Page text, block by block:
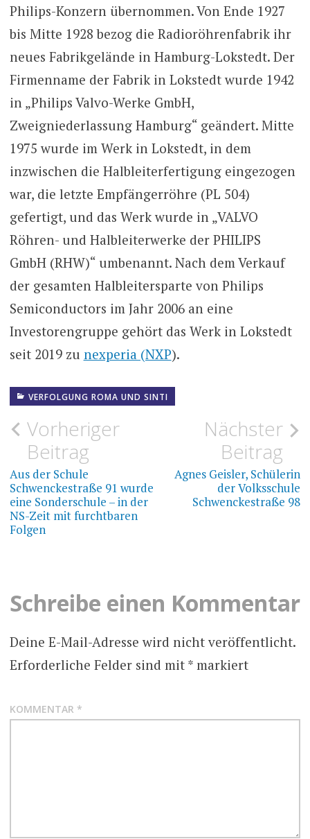
Philips-Konzern übernommen. Von Ende 1927
bis Mitte 1928 bezog die Radioröhrenfabrik ihr
neues Fabrikgelände in Hamburg-Lokstedt. Der
Firmenname der Fabrik in Lokstedt wurde 1942
in „Philips Valvo-Werke GmbH,
Zweigniederlassung Hamburg“ geändert. Mitte
1975 wurde im Werk in Lokstedt, in dem
inzwischen die Halbleiterfertigung eingezogen
war, die letzte Empfängerröhre (PL 504)
gefertigt, und das Werk wurde in „VALVO
Röhren- und Halbleiterwerke der PHILIPS
GmbH (RHW)“ umbenannt. Nach dem Verkauf
der gesamten Halbleitersparte von Philips
Semiconductors im Jahr 2006 an eine
Investorengruppe gehört das Werk in Lokstedt
seit 2019 zu nexperia (NXP).
VERFOLGUNG ROMA UND SINTI
Beitragsnavigation
Vorheriger
Beitrag
Aus der Schule
Schwenckestraße 91 wurde
eine Sonderschule – in der
NS-Zeit mit furchtbaren
Folgen
Nächster
Beitrag
Agnes Geisler, Schülerin
der Volksschule
Schwenckestraße 98
Schreibe einen Kommentar
Deine E-Mail-Adresse wird nicht veröffentlicht.
Erforderliche Felder sind mit *markiert
KOMMENTAR *